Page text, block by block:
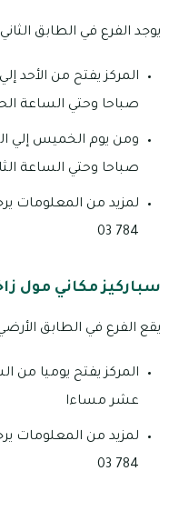
يوجد الفرع في الطابق
المركز يفتح من الأحد
صباحا وحتي الساعة
ومن يوم الخميس إلي
صباحا وحتي الساعة
784 03
سباركيز مكاني مول
يقع الفرع في الطابق
المركز يفتح يوميا من
عشر مساءا
784 03